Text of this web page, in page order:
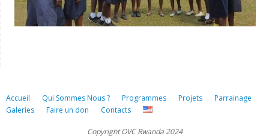
Accueil Qui Sommes Nous ? Programmes Projets
Parrainage
Galeries
Faire un don Contacts
Copyright OVC Rwanda 2024